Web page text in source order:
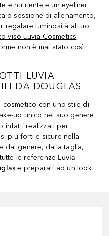
e nutriente e un eyeliner
o sessione di allenamento,
regalare luminosità al tuo
viso Luvia Cosmetics.
non è mai stato così
LUVIA
DA DOUGLAS
cosmetico con uno stile di
up unico nel suo genere.
infatti realizzati per
più forti e sicure nella
dal genere, dalla taglia,
le referenze Luvia
e preparati ad un look